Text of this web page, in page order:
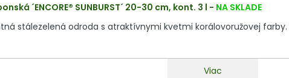
´ENCORE® SUNBURST´ 20-30 cm, kont. 3 l - NA SKLADE
stálezelená odroda s atraktívnymi kvetmi korálovoružovej farby.
Viac